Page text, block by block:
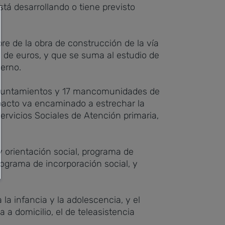
desarrollando o tiene previsto
de la obra de construcción de la vía
euros, y que se suma al estudio de
y 17 mancomunidades de
va encaminado a estrechar la
Sociales de Atención primaria,
social, programa de
de incorporación social, y
la infancia y la adolescencia, y el
a domicilio, el de teleasistencia